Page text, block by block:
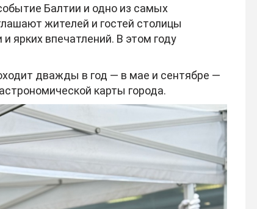
Балтии и одно из самых
жителей и гостей столицы
ярких впечатлений. В этом году
дважды в год — в мае и сентябре —
карты города.